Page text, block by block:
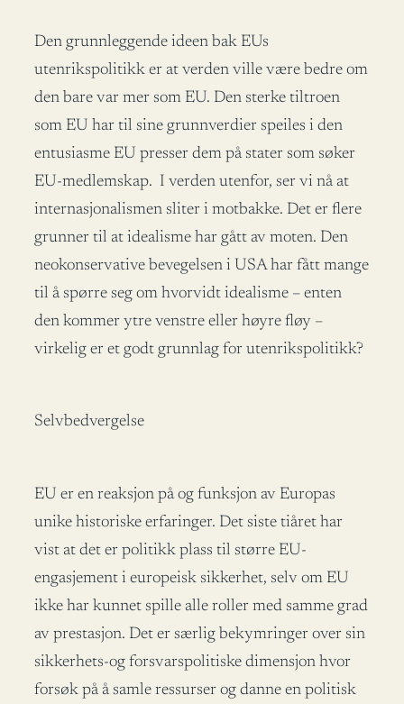
Den grunnleggende ideen bak EUs
utenrikspolitikk er at verden ville være bedre om
den bare var mer som EU. Den sterke tiltroen
som EU har til sine grunnverdier speiles i den
entusiasme EU presser dem på stater som søker
EU-medlemskap. I verden utenfor, ser vi nå at
internasjonalismen sliter i motbakke. Det er flere
grunner til at idealisme har gått av moten. Den
neokonservative bevegelsen i USA har fått mange
til å spørre seg om hvorvidt idealisme – enten
den kommer ytre venstre eller høyre fløy –
virkelig er et godt grunnlag for utenrikspolitikk?
Selvbedvergelse
EU er en reaksjon på og funksjon av Europas
unike historiske erfaringer. Det siste tiåret har
vist at det er politikk plass til større EU-
engasjement i europeisk sikkerhet, selv om EU
ikke har kunnet spille alle roller med samme grad
av prestasjon. Det er særlig bekymringer over sin
sikkerhets-og forsvarspolitiske dimensjon hvor
forsøk på å samle ressurser og danne en politisk